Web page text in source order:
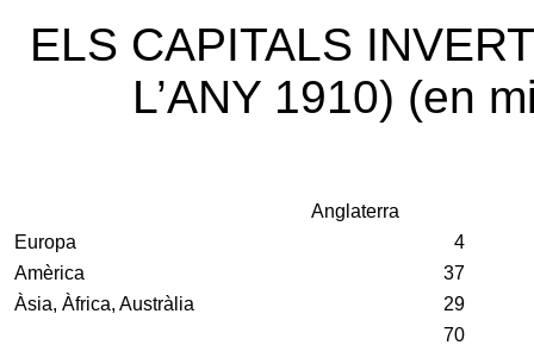
ELS CAPITALS
L’ANY 1910) (en
Anglaterra
Europa
4
Amèrica
37
Àsia, Àfrica, Austràlia
29
70